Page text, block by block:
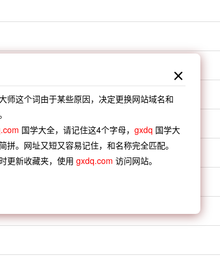
师这个词由于某些原因，决定更换网站域名和
国学大全，请记住这4个字母， gxdq 国学大
拼。网址又短又容易记住，和名称完全匹配。
更新收藏夹，使用 gxdq.com 访问网站。